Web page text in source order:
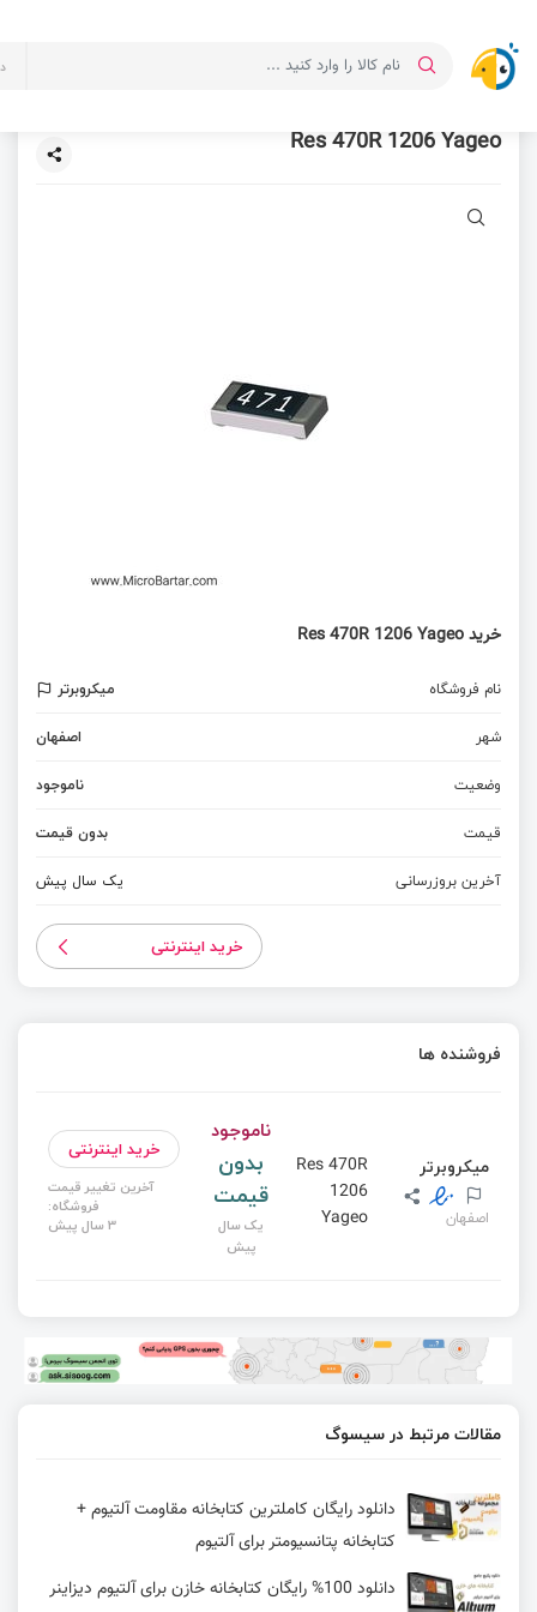
Res 470R 1206 Yageo
خرید Res 470R 1206 Yageo
نام فروشگاه
میکروبرتر
شهر
اصفهان
وضعیت
ناموجود
قیمت
بدون قیمت
آخرین بروزرسانی
یک سال پیش
خرید اینترنتی
فروشنده ها
میکروبرتر
اصفهان
Res 470R
1206
Yageo
ناموجود
بدون
قیمت
یک سال
پیش
خرید اینترنتی
آخرین تغییر قیمت
فروشگاه:
3 سال پیش
مقالات مرتبط در سیسوگ
دانلود رایگان کاملترین کتابخانه مقاومت آلتیوم +
کتابخانه پتانسیومتر برای آلتیوم
دانلود 100% رایگان کتابخانه خازن برای آلتیوم دیزاینر